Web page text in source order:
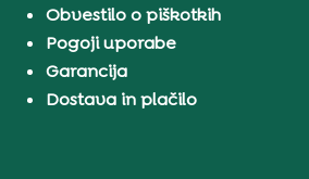
Obvestilo o piškotkih
Pogoji uporabe
Garancija
Dostava in plačilo